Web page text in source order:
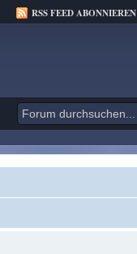
RSS FEED ABONNIEREN